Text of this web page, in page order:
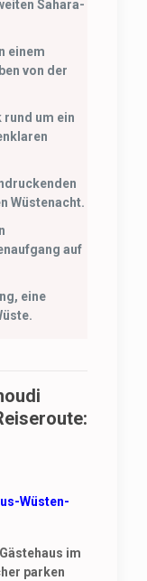
Sahara-
einem
von der
rund um ein
Wüstenacht.
auf
eine
Wüsten-
im
parken